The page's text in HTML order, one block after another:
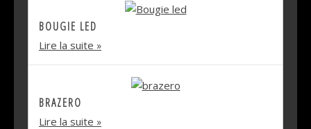
BOUGIE LED
Lire la suite
BRAZERO
Lire la suite